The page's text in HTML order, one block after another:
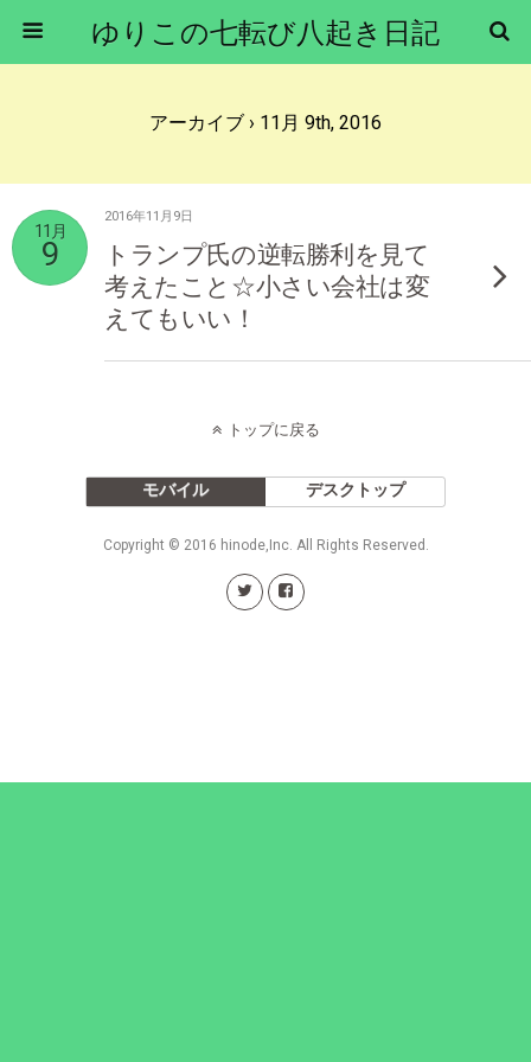
ゆりこの七転び八起き日記
アーカイブ › 11月 9th, 2016
11月
9
2016年11月9日
トランプ氏の逆転勝利を見て
考えたこと☆小さい会社は変
えてもいい！
トップに戻る
モバイル デスクトップ
Copyright © 2016 hinode,Inc. All Rights Reserved.